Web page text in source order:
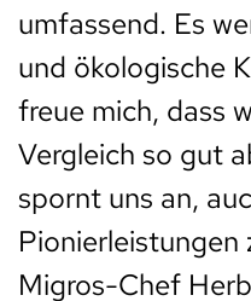
umfassend. Es
und ökologische
freue mich, dass
Vergleich so gut
spornt uns an,
Migros-Chef